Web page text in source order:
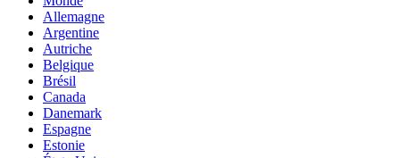
Allemagne
Argentine
Autriche
Belgique
Brésil
Canada
Danemark
Espagne
Estonie